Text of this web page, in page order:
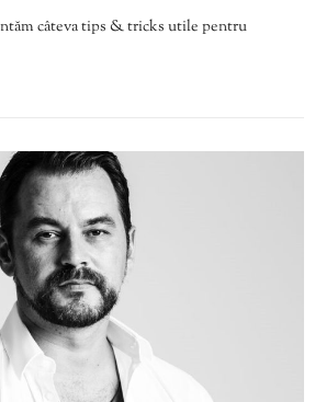
câteva tips & tricks utile pentru